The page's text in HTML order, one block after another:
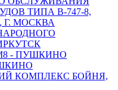
ТИПА В-747-8,
Г. МОСКВА
- ПУШКИНО
КОМПЛЕКС БОЙНЯ,